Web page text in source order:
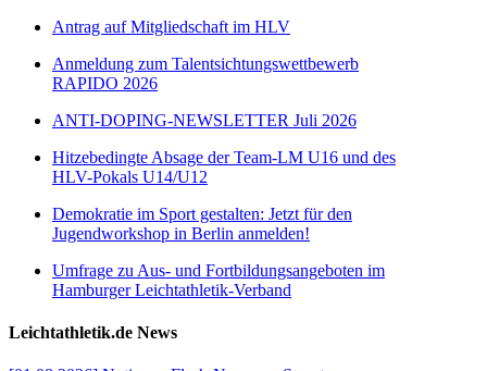
Antrag auf Mitgliedschaft im HLV
Anmeldung zum Talentsichtungswettbewerb
RAPIDO 2026
ANTI-DOPING-NEWSLETTER Juli 2026
Hitzebedingte Absage der Team-LM U16 und des
HLV-Pokals U14/U12
Demokratie im Sport gestalten: Jetzt für den
Jugendworkshop in Berlin anmelden!
Umfrage zu Aus- und Fortbildungsangeboten im
Hamburger Leichtathletik-Verband
Leichtathletik.de News